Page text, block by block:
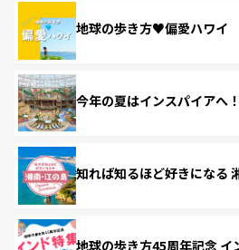
地球の歩き方♥偏愛ハワイ
今年の夏はインスパイアへ！
知れば知るほど好きになる
地球の歩き方45周年記念 イ